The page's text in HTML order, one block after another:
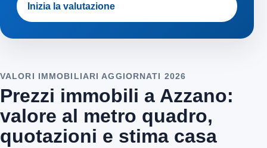
Inizia la valutazione
VALORI IMMOBILIARI AGGIORNATI 2026
Prezzi immobili a Azzano:
valore al metro quadro,
quotazioni e stima casa